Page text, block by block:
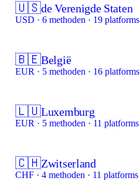
🇺🇸de Verenigde Staten
USD · 6 methoden · 19 platforms
🇧🇪België
EUR · 5 methoden · 16 platforms
🇱🇺Luxemburg
EUR · 5 methoden · 11 platforms
🇨🇭Zwitserland
CHF · 4 methoden · 11 platforms